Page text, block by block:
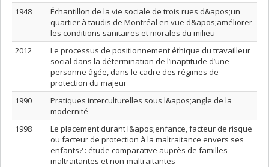
1948
Échantillon de la vie sociale de trois rues d&apos;un
quartier à taudis de Montréal en vue d&apos;améliorer
les conditions sanitaires et morales du milieu
2012
Le processus de positionnement éthique du travailleur
social dans la détermination de l’inaptitude d’une
personne âgée, dans le cadre des régimes de
protection du majeur
1990
Pratiques interculturelles sous l&apos;angle de la
modernité
1998
Le placement durant l&apos;enfance, facteur de risque
ou facteur de protection à la maltraitance envers ses
enfants? : étude comparative auprès de familles
maltraitantes et non-maltraitantes